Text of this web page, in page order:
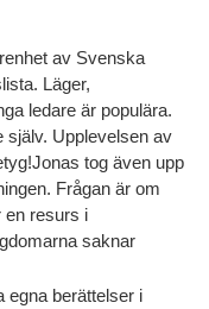
av Svenska
Läger,
ledare är populära.
själv. Upplevelsen av
tog även upp
Frågan är om
en resurs i
saknar
egna berättelser i